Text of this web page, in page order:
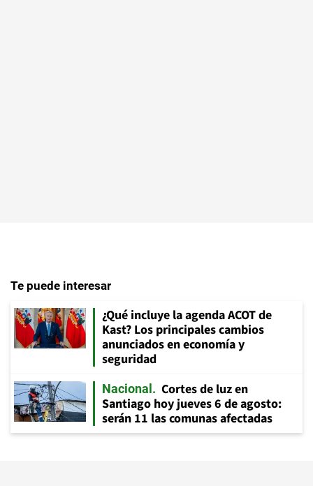
Te puede interesar
¿Qué incluye la agenda ACOT de
Kast? Los principales cambios
anunciados en economía y
seguridad
Nacional
Cortes de luz en
Santiago hoy jueves 6 de agosto:
serán 11 las comunas afectadas